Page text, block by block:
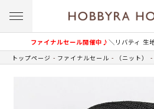
ファイナルセール開催中♪＼リバティ 生
トップページ ファイナルセール （ニット）